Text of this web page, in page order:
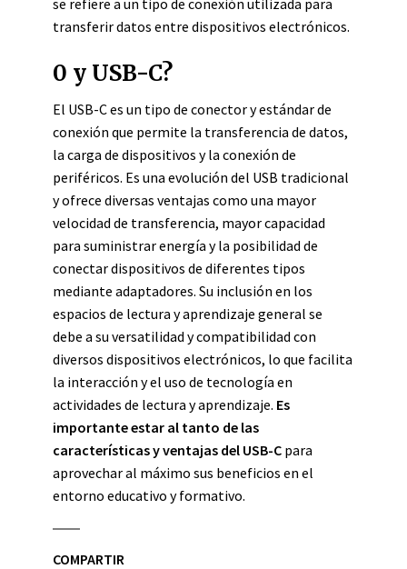
se refiere a un tipo de conexión utilizada para
transferir datos entre dispositivos electrónicos.
0 y USB-C?
El USB-C es un tipo de conector y estándar de
conexión que permite la transferencia de datos,
la carga de dispositivos y la conexión de
periféricos. Es una evolución del USB tradicional
y ofrece diversas ventajas como una mayor
velocidad de transferencia, mayor capacidad
para suministrar energía y la posibilidad de
conectar dispositivos de diferentes tipos
mediante adaptadores. Su inclusión en los
espacios de lectura y aprendizaje general se
debe a su versatilidad y compatibilidad con
diversos dispositivos electrónicos, lo que facilita
la interacción y el uso de tecnología en
actividades de lectura y aprendizaje. Es
importante estar al tanto de las
características y ventajas del USB-C para
aprovechar al máximo sus beneficios en el
entorno educativo y formativo.
COMPARTIR